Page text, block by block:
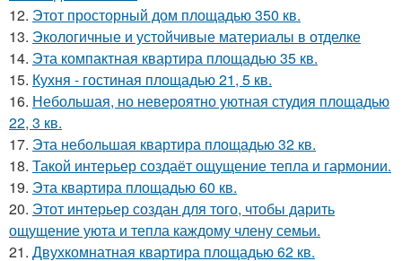
12. Этот просторный дом площадью 350 кв.
13. Экологичные и устойчивые материалы в отделке
14. Эта компактная квартира площадью 35 кв.
15. Кухня - гостиная площадью 21, 5 кв.
16. Небольшая, но невероятно уютная студия площадью
22, 3 кв.
17. Эта небольшая квартира площадью 32 кв.
18. Такой интерьер создаёт ощущение тепла и гармонии.
19. Эта квартира площадью 60 кв.
20. Этот интерьер создан для того, чтобы дарить
ощущение уюта и тепла каждому члену семьи.
21. Двухкомнатная квартира площадью 62 кв.